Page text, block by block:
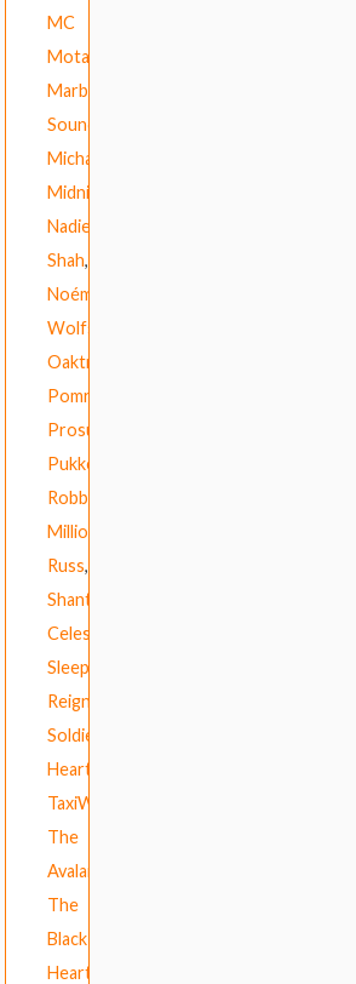
MC
Mota
Marble
Sounds
Michael
Midnight
Nadiem
Shah,
Noémie
Wolfs
Oaktree
Pomrad
Prosumer
Pukkelpop
Robbing
Millions
Russ,
Shanti
Celeste
Sleepers’
Reign
Soldier’s
Heart
TaxiWars
The
Avalanches
The
Black
Heart